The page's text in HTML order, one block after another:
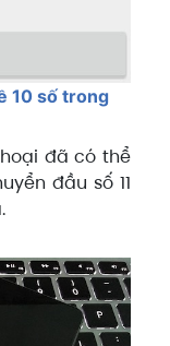
10 số trong
đã có thể
đầu số 11